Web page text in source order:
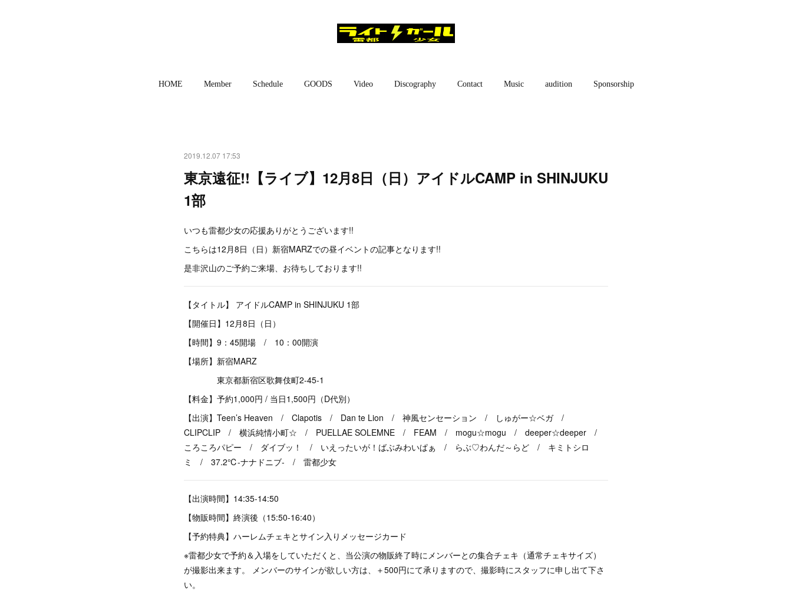
HOME Member Schedule GOODS Video Discography Contact Music audition Sponsorship
2019.12.07 17:53
東京遠征!!【ライブ】12月8日（日）アイドルCAMP in SHINJUKU
1部
いつも雷都少女の応援ありがとうございます!!
こちらは12月8日（日）新宿MARZでの昼イベントの記事となります!!
是非沢山のご予約ご来場、お待ちしております!!
【タイトル】 アイドルCAMP in SHINJUKU 1部
【開催日】12月8日（日）
【時間】9：45開場 / 10：00開演
【場所】新宿MARZ
東京都新宿区歌舞伎町2-45-1
【料金】予約1,000円 / 当日1,500円（D代別）
【出演】Teen’s Heaven / Clapotis / Dan te Lion / 神風センセーション / しゅがー☆ベガ /
CLIPCLIP / 横浜純情小町☆ / PUELLAE SOLEMNE / FEAM / mogu☆mogu / deeper☆deeper /
ころころパピー / ダイブッ！ / いえったいが！ばぶみわいぱぁ / らぶ♡わんだ～らど / キミトシロ
ミ / 37.2℃-ナナドニブ- / 雷都少女
【出演時間】14:35-14:50
【物販時間】終演後（15:50-16:40）
【予約特典】ハーレムチェキとサイン入りメッセージカード
※雷都少女で予約＆入場をしていただくと、当公演の物販終了時にメンバーとの集合チェキ（通常チェキサイズ）
が撮影出来ます。 メンバーのサインが欲しい方は、＋500円にて承りますので、撮影時にスタッフに申し出て下さ
い。